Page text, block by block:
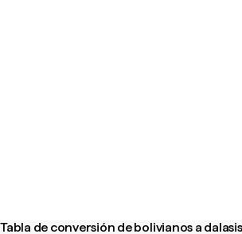
Tabla de conversión de bolivianos a